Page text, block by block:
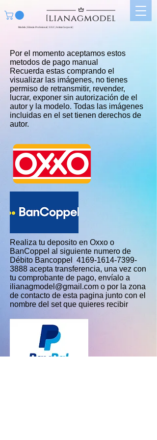
Modelo | Edecán Profesional | UGC | Artista Corporal |
Por el momento aceptamos estos
metodos de pago manual
Recuerda estas comprando el
visualizar las imágenes, no tienes
permiso de retransmitir, revender,
lucrar, exponer sin autorización de el
autor y la modelo. Todas las imágenes
incluidas en el set tienen derechos de
autor.
Realiza tu deposito en Oxxo o
BanCoppel al siguiente numero de
Débito Bancoppel 4169-1614-7399-
3888 acepta transferencia, una vez con
tu comprobante de pago, envíalo a
ilianagmodel@gmail.com o por la zona
de contacto de esta pagina junto con el
nombre del set que quieres recibir